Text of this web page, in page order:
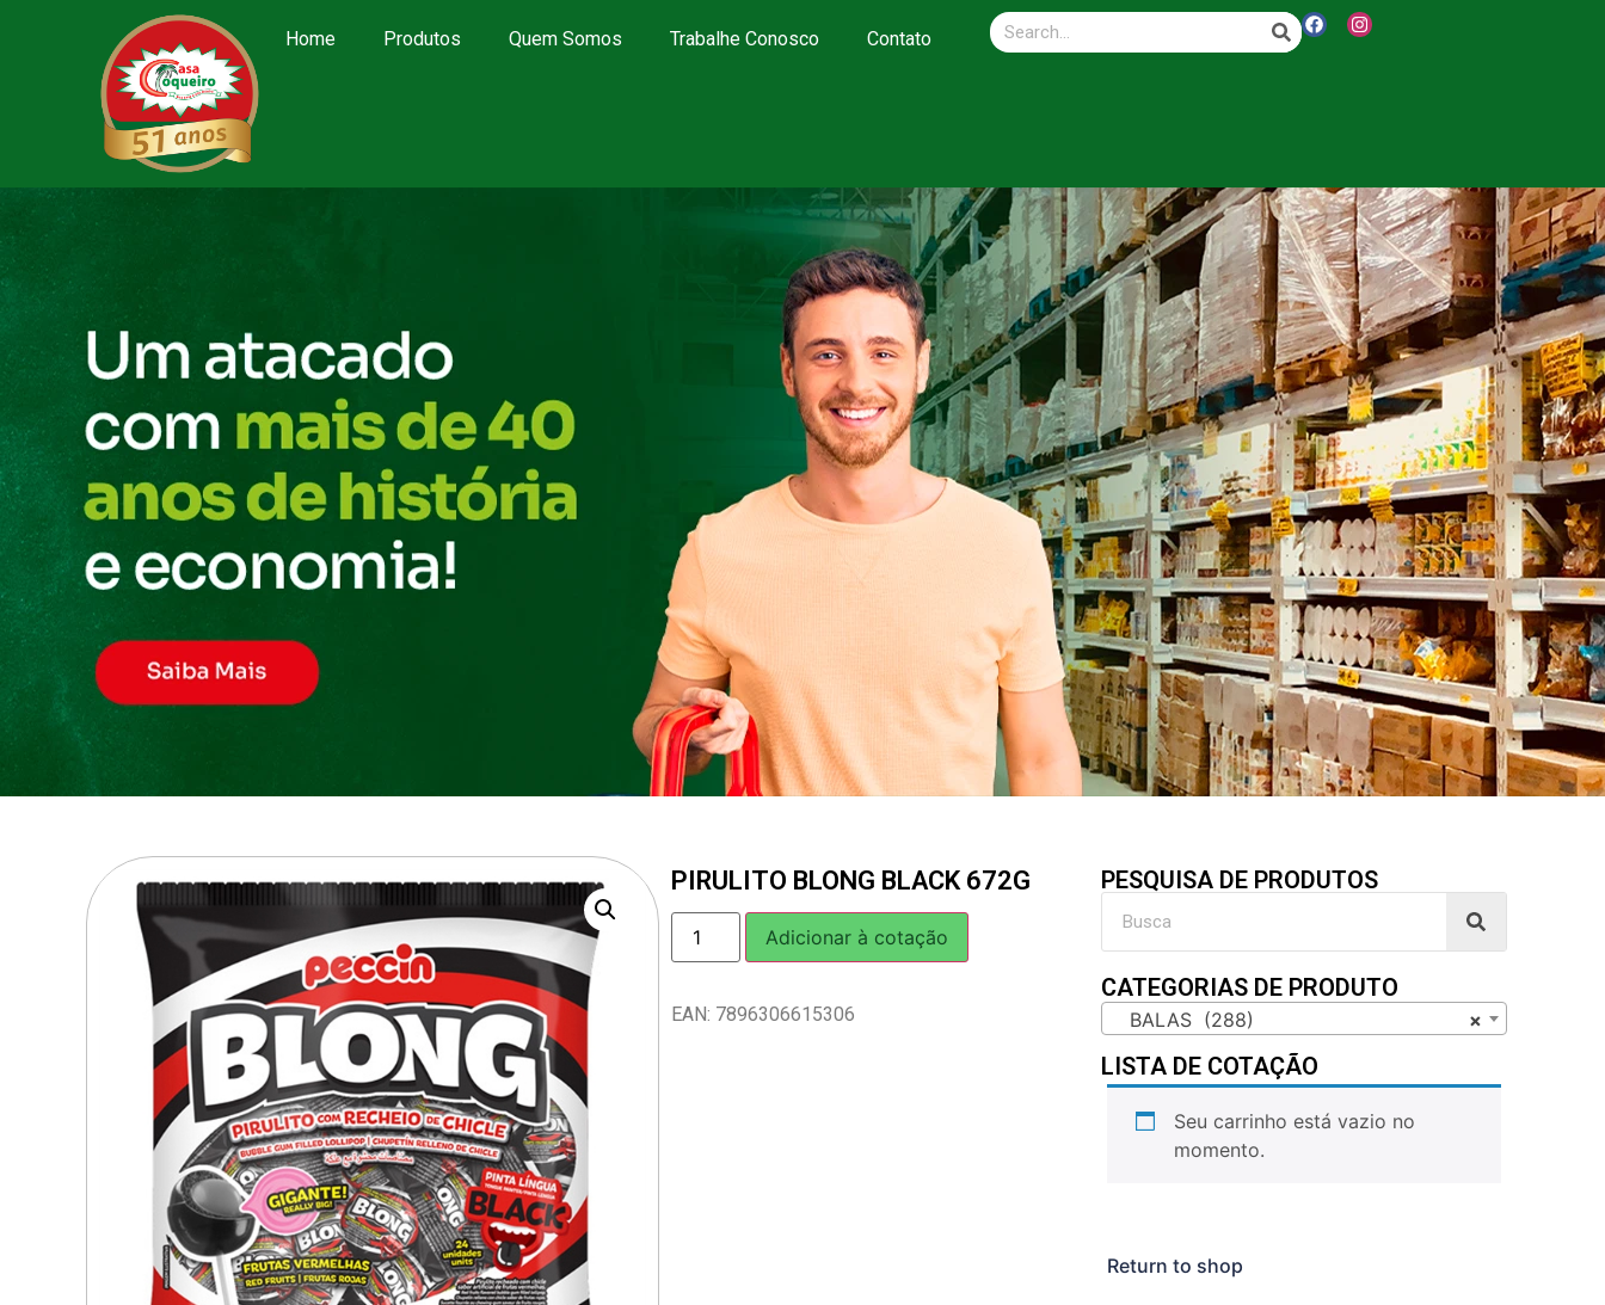
Home Produtos Quem Somos Trabalhe Conosco Contato
PIRULITO BLONG BLACK 672G
Adicionar à cotação
EAN: 7896306615306
PESQUISA DE PRODUTOS
CATEGORIAS DE PRODUTO
×
BALAS (288)
LISTA DE COTAÇÃO
Seu carrinho está vazio no
momento.
Return to shop